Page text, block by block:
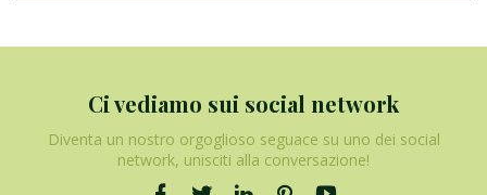
Ci vediamo sui social network
Diventa un nostro orgoglioso seguace su uno dei social
network, unisciti alla conversazione!